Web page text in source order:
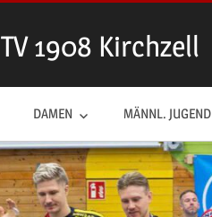
TV 1908 Kirchzell
DAMEN MÄNNL. JUGEND